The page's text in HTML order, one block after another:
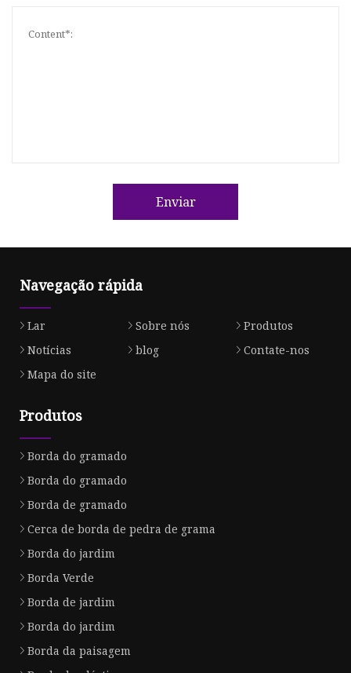
Enviar
Navegação rápida
Lar Sobre nós
Produtos
Notícias
blog
Contate-nos
Mapa do site
Produtos
Borda do gramado
Borda do gramado
Borda de gramado
Cerca de borda de pedra de grama
Borda do jardim
Borda Verde
Borda de jardim
Borda do jardim
Borda da paisagem